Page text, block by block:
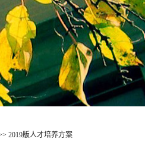
2019版人才培养方案